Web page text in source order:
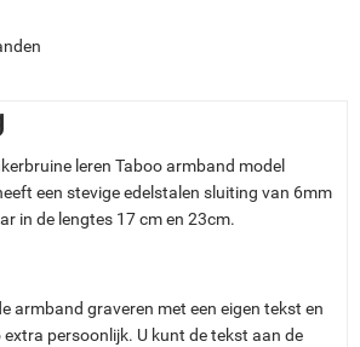
leren Taboo armband model
een stevige edelstalen sluiting van 6mm
in de lengtes 17 cm en 23cm.
armband graveren met een eigen tekst en
persoonlijk. U kunt de tekst aan de